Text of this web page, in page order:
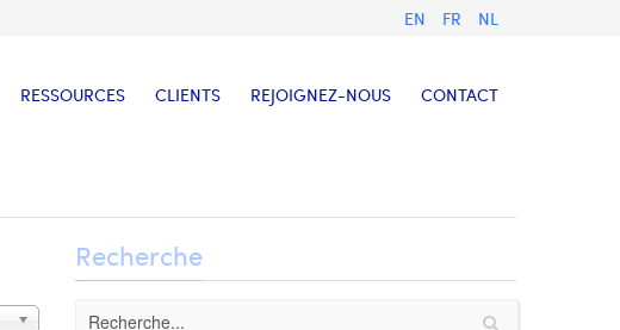
EN FR NL
RESSOURCES CLIENTS REJOIGNEZ-NOUS CONTACT
Recherche